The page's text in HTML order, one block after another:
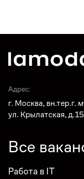
Адрес:
г. Москва, вн.тер.г.
ул. Крылатская, д.15
Все
Работа в IT